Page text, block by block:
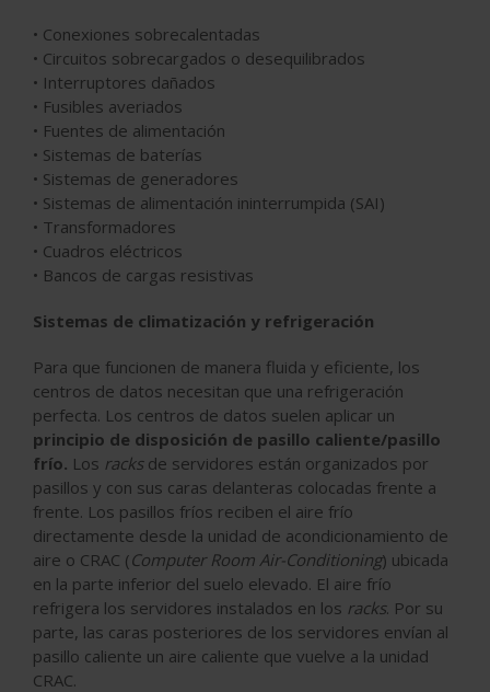
• Conexiones sobrecalentadas
• Circuitos sobrecargados o desequilibrados
• Interruptores dañados
• Fusibles averiados
• Fuentes de alimentación
• Sistemas de baterías
• Sistemas de generadores
• Sistemas de alimentación ininterrumpida (SAI)
• Transformadores
• Cuadros eléctricos
• Bancos de cargas resistivas
Sistemas de climatización y refrigeración
Para que funcionen de manera fluida y eficiente, los
centros de datos necesitan que una refrigeración
perfecta. Los centros de datos suelen aplicar un
principio de disposición de pasillo caliente/pasillo
frío. Los racksde servidores están organizados por
pasillos y con sus caras delanteras colocadas frente a
frente. Los pasillos fríos reciben el aire frío
directamente desde la unidad de acondicionamiento de
aire o CRAC (Computer Room Air-Conditioning) ubicada
en la parte inferior del suelo elevado. El aire frío
refrigera los servidores instalados en los racks. Por su
parte, las caras posteriores de los servidores envían al
pasillo caliente un aire caliente que vuelve a la unidad
CRAC.